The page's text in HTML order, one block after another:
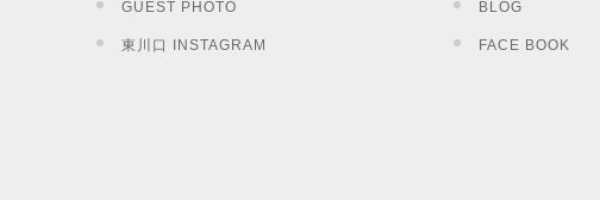
GUEST PHOTO BLOG
東川口 INSTAGRAM FACE BOOK